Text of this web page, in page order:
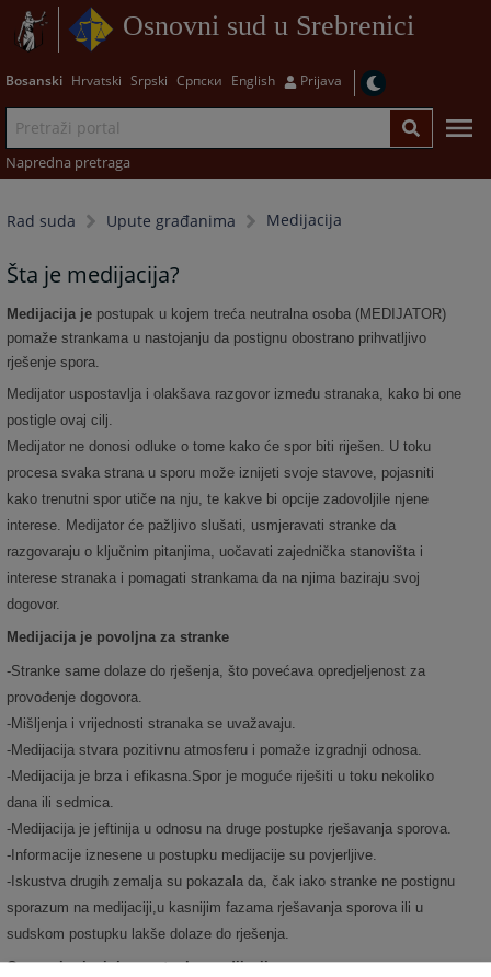
Osnovni sud u Srebrenici
Bosanski Hrvatski Srpski Српски English Prijava
Napredna pretraga
Rad suda Upute građanima Medijacija
Šta je medijacija?
Medijacija je postupak u kojem treća neutralna osoba (MEDIJATOR)
pomaže strankama u nastojanju da postignu obostrano prihvatljivo
rješenje spora.
Medijator uspostavlja i olakšava razgovor između stranaka, kako bi one
postigle ovaj cilj.
Medijator ne donosi odluke o tome kako će spor biti riješen. U toku
procesa svaka strana u sporu može iznijeti svoje stavove, pojasniti
kako trenutni spor utiče na nju, te kakve bi opcije zadovoljile njene
interese. Medijator će pažljivo slušati, usmjeravati stranke da
razgovaraju o ključnim pitanjima, uočavati zajednička stanovišta i
interese stranaka i pomagati strankama da na njima baziraju svoj
dogovor.
Medijacija je povoljna za stranke
-Stranke same dolaze do rješenja, što povećava opredjeljenost za
provođenje dogovora.
-Mišljenja i vrijednosti stranaka se uvažavaju.
-Medijacija stvara pozitivnu atmosferu i pomaže izgradnji odnosa.
-Medijacija je brza i efikasna.Spor je moguće riješiti u toku nekoliko
dana ili sedmica.
-Medijacija je jeftinija u odnosu na druge postupke rješavanja sporova.
-Informacije iznesene u postupku medijacije su povjerljive.
-Iskustva drugih zemalja su pokazala da, čak iako stranke ne postignu
sporazum na medijaciji,u kasnijim fazama rješavanja sporova ili u
sudskom postupku lakše dolaze do rješenja.
Osnovni principi u postupku medijacije su: